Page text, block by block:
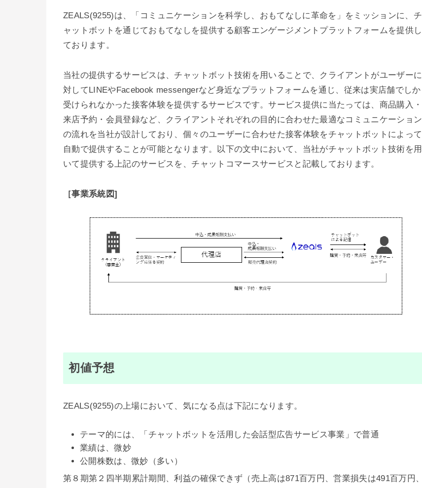
ZEALS(9255)は、「コミュニケーションを科学し、おもてなしに革命を」をミッションに、チ
ャットボットを通じておもてなしを提供する顧客エンゲージメントプラットフォームを提供し
ております。
当社の提供するサービスは、チャットボット技術を用いることで、クライアントがユーザーに
対してLINEやFacebook messengerなど身近なプラットフォームを通じ、従来は実店舗でしか
受けられなかった接客体験を提供するサービスです。サービス提供に当たっては、商品購入・
来店予約・会員登録など、クライアントそれぞれの目的に合わせた最適なコミュニケーション
の流れを当社が設計しており、個々のユーザーに合わせた接客体験をチャットボットによって
自動で提供することが可能となります。以下の文中において、当社がチャットボット技術を用
いて提供する上記のサービスを、チャットコマースサービスと記載しております。
［事業系統図]
初値予想
ZEALS(9255)の上場において、気になる点は下記になります。
テーマ的には、「チャットボットを活用した会話型広告サービス事業」で普通
業績は、微妙
公開株数は、微妙（多い）
第８期第２四半期累計期間、利益の確保できず（売上高は871百万円、営業損失は491百万円、